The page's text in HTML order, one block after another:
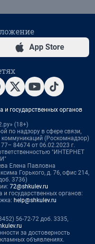
App Store
и государственных органов
(18+)
по надзору в сфере связи,
(Роскомнадзор)
84674 от 06.02.2023 г.
"ИНТЕРНЕТ
Елена Павловна
Горького, д. 76, офис 214,
3736)
72@shkulev.ru
государственных органов:
help@shkulev.ru
56-72-72 доб. 3335,
за достоверность
объявлениях.